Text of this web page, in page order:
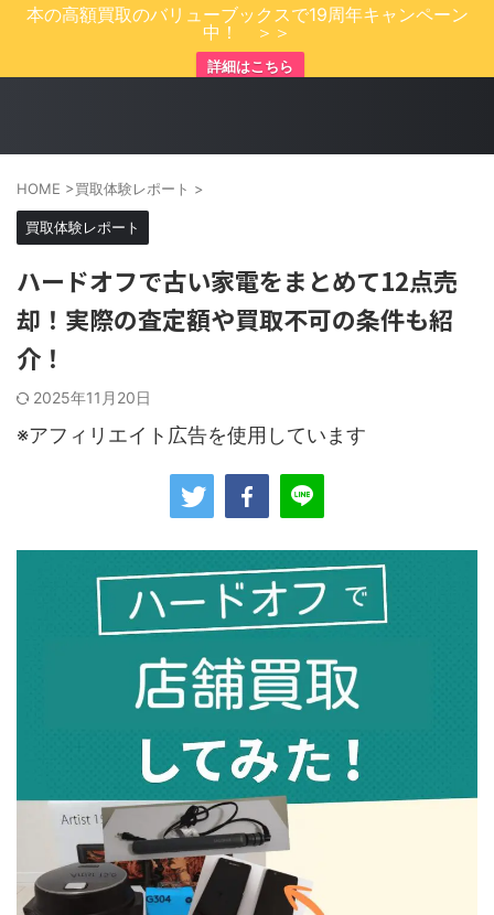
本の高額買取のバリューブックスで19周年キャンペーン
中！ ＞＞
詳細はこちら
HOME >買取体験レポート >
買取体験レポート
ハードオフで古い家電をまとめて12点売
却！実際の査定額や買取不可の条件も紹
介！
2025年11月20日
※アフィリエイト広告を使用しています